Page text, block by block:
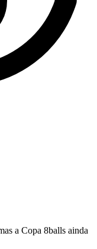
a Copa 8balls ainda